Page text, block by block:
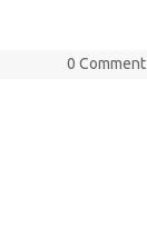
0 Comment